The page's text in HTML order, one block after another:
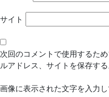
サイト
次回のコメントで使用するた
ルアドレス、サイトを保存する
画像に表示された文字を入力